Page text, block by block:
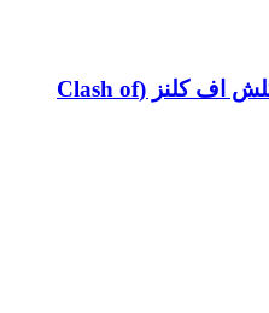
آفر منظره Ghost Scenery کلش اف کلنز (Clash of